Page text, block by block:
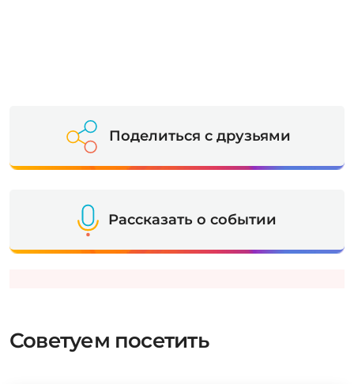
Поделиться с друзьями
Рассказать о событии
Советуем посетить